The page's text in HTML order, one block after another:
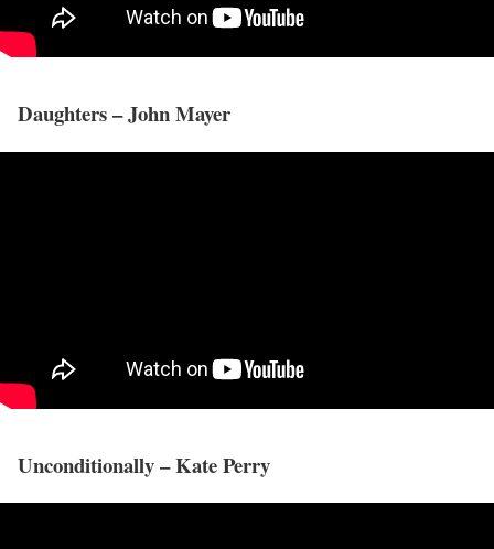
Daughters – John Mayer
Unconditionally – Kate Perry